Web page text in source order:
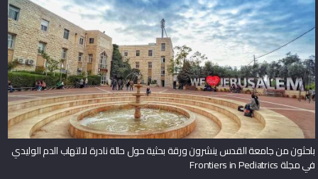
باحثون من جامعة القدس ينشرون ورقة بحثية حول حالة نادرة لالتهاب الدم الوليدي
في مجلة Frontiers in Pediatrics